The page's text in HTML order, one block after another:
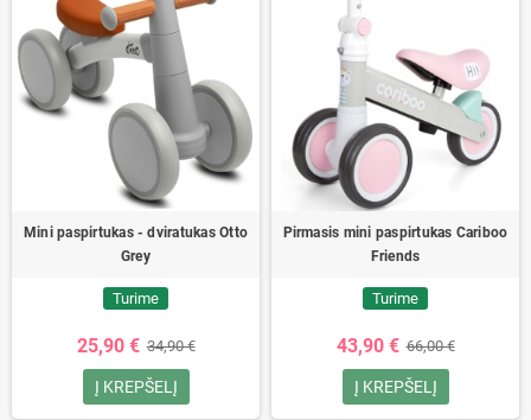
Mini paspirtukas - dviratukas Otto
Grey
Turime
25,90 € 34,90 €
Į KREPŠELĮ
Pirmasis mini paspirtukas Cariboo
Friends
Turime
43,90 € 66,00 €
Į KREPŠELĮ